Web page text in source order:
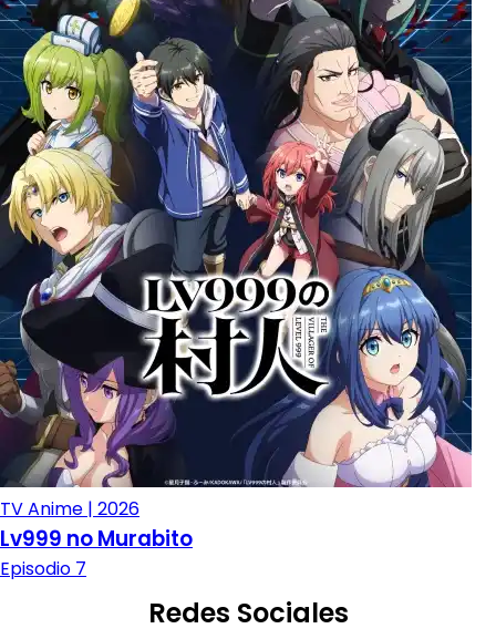
TV Anime | 2026
Lv999 no Murabito
Episodio 7
Redes Sociales